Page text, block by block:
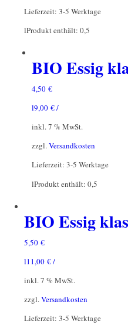
Lieferzeit: 3-5 Werktage
Produkt enthält: 0,5
l
BIO Essig
4,50 €
9,00 €/
l
inkl. 7 % MwSt.
zzgl.Versandkosten
Lieferzeit: 3-5 Werktage
Produkt enthält: 0,5
l
BIO Essig
5,50 €
11,00 €/
l
inkl. 7 % MwSt.
zzgl.Versandkosten
Lieferzeit: 3-5 Werktage